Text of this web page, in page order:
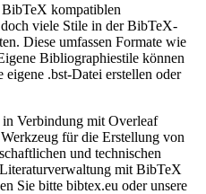
kompatiblen
viele Stile in der BibTeX-
Diese umfassen Formate wie
Bibliographiestile können
eigene .bst-Datei erstellen oder
Verbindung mit Overleaf
für die Erstellung von
und technischen
mit BibTeX
Sie bitte bibtex.eu oder unsere